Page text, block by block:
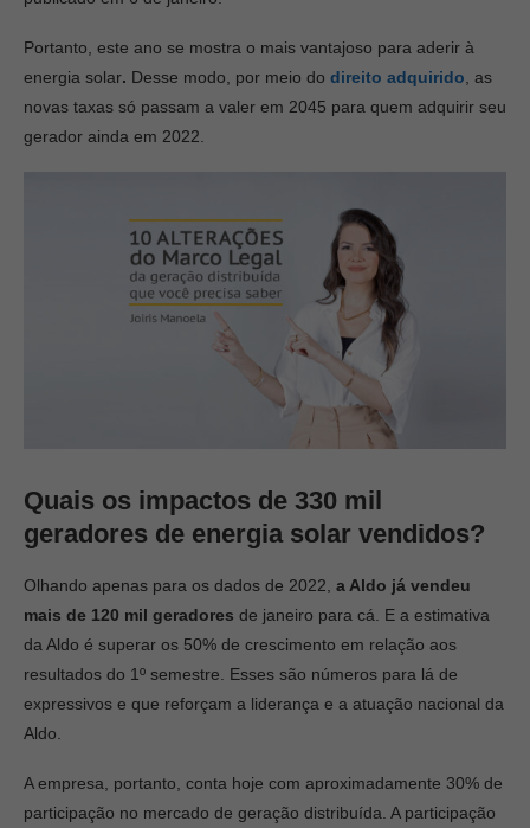
Portanto, este ano se mostra o mais vantajoso para aderir à
energia solar. Desse modo, por meio do direito adquirido , as
novas taxas só passam a valer em 2045 para quem adquirir seu
gerador ainda em 2022.
Quais os impactos de 330 mil
geradores de energia solar vendidos?
Olhando apenas para os dados de 2022, a Aldo já vendeu
mais de 120 mil geradores de janeiro para cá. E a estimativa
da Aldo é superar os 50% de crescimento em relação aos
resultados do 1º semestre. Esses são números para lá de
expressivos e que reforçam a liderança e a atuação nacional da
Aldo.
A empresa, portanto, conta hoje com aproximadamente 30% de
participação no mercado de geração distribuída. A participação